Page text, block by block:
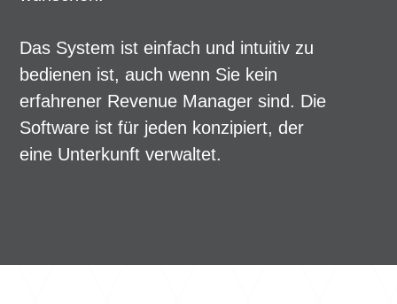
Das System ist einfach und intuitiv zu
bedienen ist, auch wenn Sie kein
erfahrener Revenue Manager sind. Die
Software ist für jeden konzipiert, der
eine Unterkunft verwaltet.